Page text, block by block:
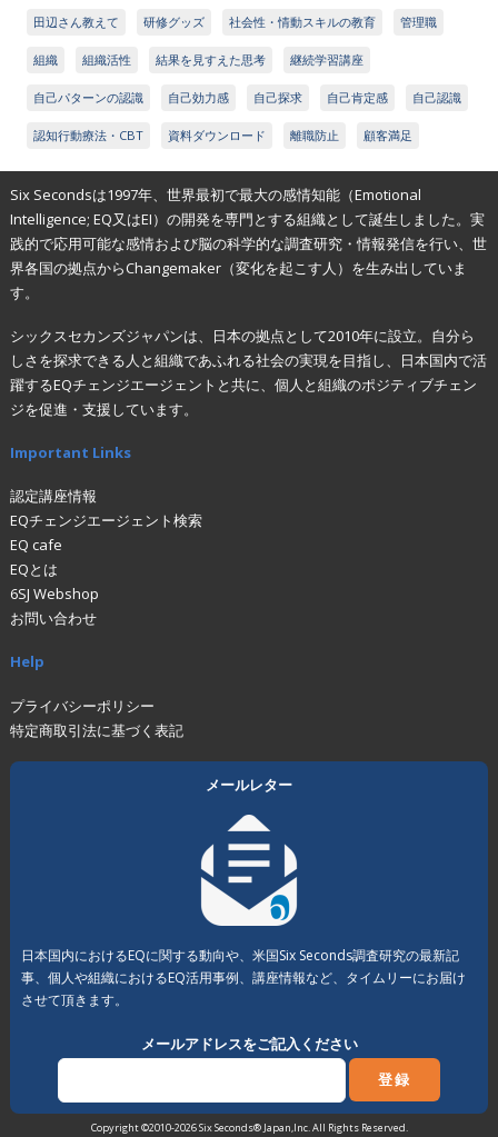
田辺さん教えて 研修グッズ 社会性・情動スキルの教育 管理職
組織 組織活性 結果を見すえた思考 継続学習講座
自己パターンの認識 自己効力感 自己探求 自己肯定感 自己認識
認知行動療法・CBT 資料ダウンロード 離職防止 顧客満足
Six Secondsは1997年、世界最初で最大の感情知能（Emotional
Intelligence; EQ又はEI）の開発を専門とする組織として誕生しました。実
践的で応用可能な感情および脳の科学的な調査研究・情報発信を行い、世
界各国の拠点からChangemaker（変化を起こす人）を生み出していま
す。
シックスセカンズジャパンは、日本の拠点として2010年に設立。自分ら
しさを探求できる人と組織であふれる社会の実現を目指し、日本国内で活
躍するEQチェンジエージェントと共に、個人と組織のポジティブチェン
ジを促進・支援しています。
Important Links
認定講座情報
EQチェンジエージェント検索
EQ cafe
EQとは
6SJ Webshop
お問い合わせ
Help
プライバシーポリシー
特定商取引法に基づく表記
メールレター
日本国内におけるEQに関する動向や、米国Six Seconds調査研究の最新記
事、個人や組織におけるEQ活用事例、講座情報など、タイムリーにお届け
させて頂きます。
メールアドレスをご記入ください
Copyright ©2010-2026 Six Seconds® Japan,Inc. All Rights Reserved.